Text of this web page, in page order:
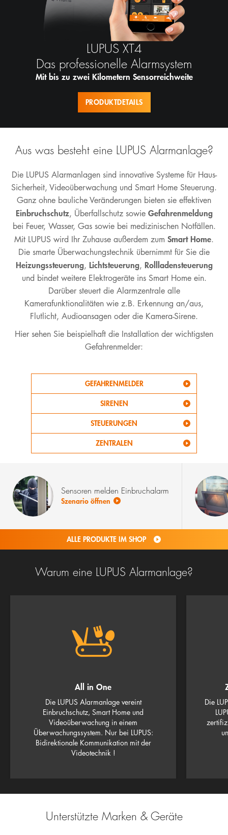
LUPUS XT4
Das professionelle Alarmsystem
Mit bis zu zwei Kilometern Sensorreichweite
PRODUKTDETAILS
Aus was besteht eine LUPUS Alarmanlage?
Die LUPUS Alarmanlagen sind innovative Systeme für Haus-
Sicherheit, Videoüberwachung und Smart Home Steuerung.
Ganz ohne bauliche Veränderungen bieten sie effektiven
Einbruchschutz, Überfallschutz sowie Gefahrenmeldung
bei Feuer, Wasser, Gas sowie bei medizinischen Notfällen.
Mit LUPUS wird Ihr Zuhause außerdem zum Smart Home.
Die smarte Überwachungstechnik übernimmt für Sie die
Heizungssteuerung, Lichtsteuerung, Rollladensteuerung
und bindet weitere Elektrogeräte ins Smart Home ein.
Darüber steuert die Alarmzentrale alle
Kamerafunktionalitäten wie z.B. Erkennung an/aus,
Flutlicht, Audioansagen oder die Kamera-Sirene.
Hier sehen Sie beispielhaft die Installation der wichtigsten
Gefahrenmelder:
GEFAHRENMELDER
SIRENEN
STEUERUNGEN
ZENTRALEN
Sensoren melden Einbruchalarm
Szenario öffnen
ALLE PRODUKTE IM SHOP
Warum eine LUPUS Alarmanlage?
All in One
Die LUPUS Alarmanlage vereint
Einbruchschutz, Smart Home und
Videoüberwachung in einem
Überwachungssystem. Nur bei LUPUS:
Bidirektionale Kommunikation mit der
Videotechnik !
Die
Unterstützte Marken & Geräte